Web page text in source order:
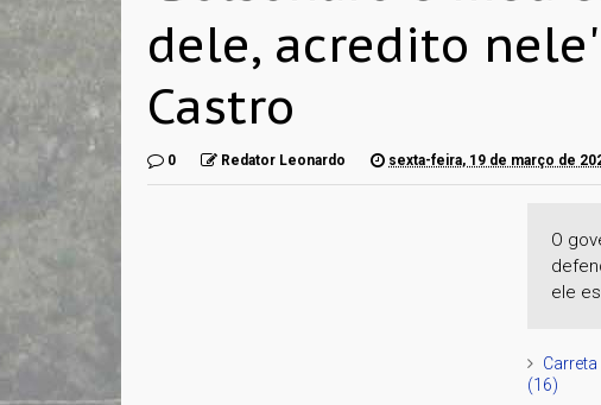
dele, acredito
Castro
0 Redator Leonardo sexta-feira, 19 de março de
O
ele
(16)